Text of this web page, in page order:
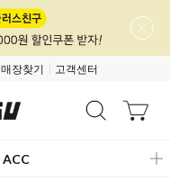
매장찾기 고객센터
ACC